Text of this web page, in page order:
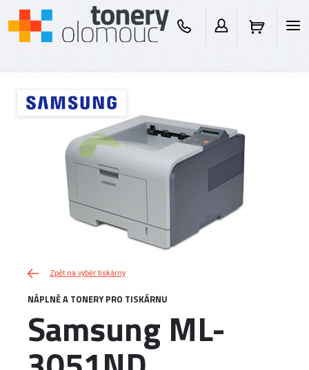
Zpět na výběr tiskárny
NÁPLNĚ A TONERY PRO TISKÁRNU
Samsung ML-